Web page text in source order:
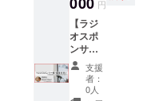
全額返
金！
数分を
ご支援
くださ
い ・1
日1組限
定 ★領
収書が
必要な
実施日
程につ
いて
は、プ
ロジェ
クト終
了後、
メール
★掲載
内容に
ついて
は、プ
ロジェ
クト終
了後、
px程度
・掲載
期間：
2025年
8月～
2027年
3月 ★
にて、
支援頂
いた方
のお名
前
（ニッ
クネー
円
【ラジ
オスポ
ンサー
権（事
業者向
けプラ
支援
者：
0人